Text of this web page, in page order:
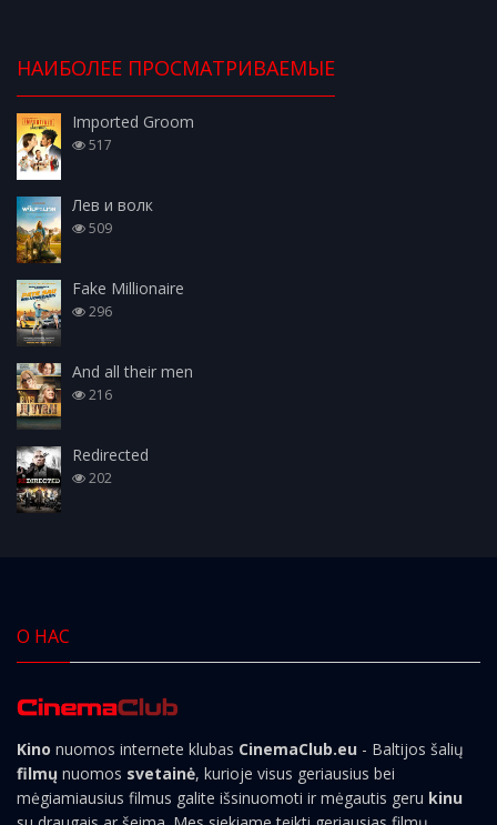
НАИБОЛЕЕ ПРОСМАТРИВАЕМЫЕ
Imported Groom
517
Лев и волк
509
Fake Millionaire
296
And all their men
216
Redirected
202
О НАС
Kino nuomos internete klubas CinemaClub.eu - Baltijos šalių
filmų nuomos svetainė, kurioje visus geriausius bei
mėgiamiausius filmus galite išsinuomoti ir mėgautis geru kinu